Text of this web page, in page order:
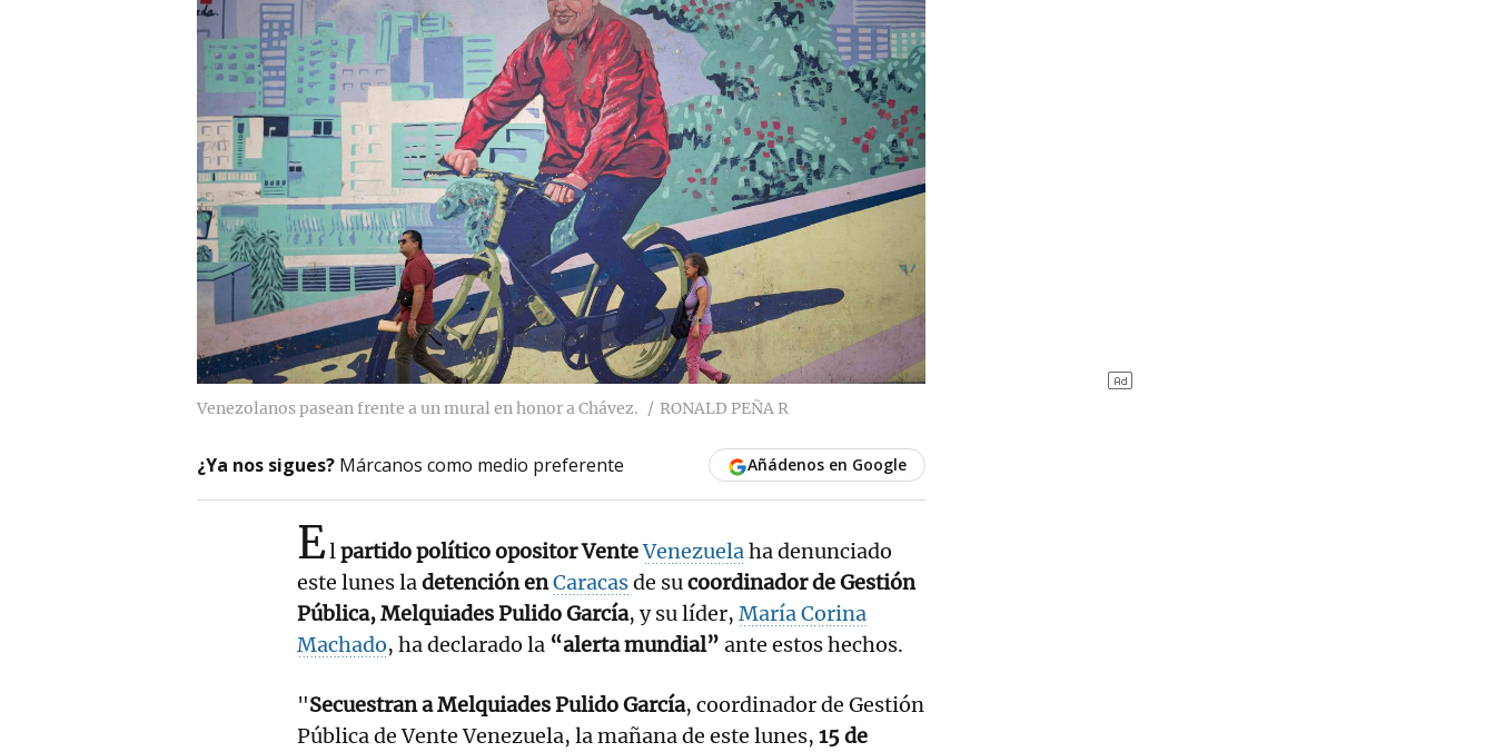
Venezolanos pasean frente a un mural en honor a Chávez. RONALD PEÑA R
¿Ya nos sigues? Márcanos como medio preferente Añádenos en Google
Elpartido político opositor VenteVenezuelaha denunciado
este lunes ladetención enCaracasde sucoordinador de Gestión
Pública, Melquiades Pulido García, y su líder, María Corina
Machado, ha declarado la “alerta mundial” ante estos hechos.
"Secuestran a Melquiades Pulido García, coordinador de Gestión
Pública de Vente Venezuela, la mañana de este lunes, 15 de